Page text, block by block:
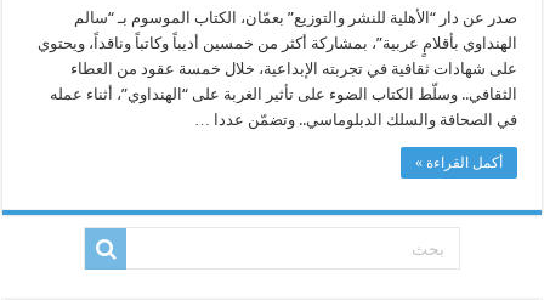
صدر عن دار “الأهلية للنشر والتوزيع” بعمّان، الكتاب الموسوم بـ “سالم
الهنداوي بأقلامٍ عربية”، بمشاركة أكثر من خمسين أديباً وكاتباً وناقداً، ويحتوي
على شهادات ثقافية في تجربته الإبداعية، خلال خمسة عقود من العطاء
الثقافي.. وسلّط الكتاب الضوء على تأثير الغربة على “الهنداوي”، أثناء عمله
في الصحافة والسلك الدبلوماسي.. وتضمّن عددا …
أكمل القراءة »